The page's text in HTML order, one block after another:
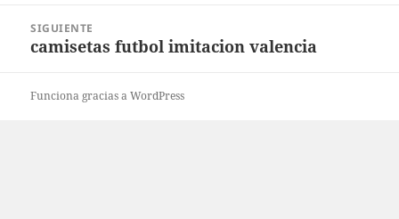
SIGUIENTE
Entrada
camisetas futbol imitacion valencia
Funciona gracias a WordPress